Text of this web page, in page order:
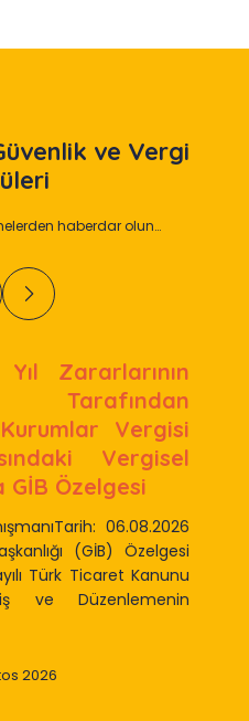
ve Vergi
haberdar olun…
Zararlarının
Kurumlar Vergisi
Vergisel
GİB Özelgesi
06.08.2026
(GİB) Özelgesi
Türk Ticaret Kanunu
ve Düzenlemenin
2026